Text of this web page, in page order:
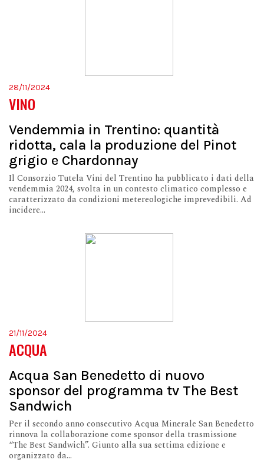
28/11/2024
VINO
Vendemmia in Trentino: quantità
ridotta, cala la produzione del Pinot
grigio e Chardonnay
Il Consorzio Tutela Vini del Trentino ha pubblicato i dati della
vendemmia 2024, svolta in un contesto climatico complesso e
caratterizzato da condizioni metereologiche imprevedibili. Ad
incidere...
21/11/2024
ACQUA
Acqua San Benedetto di nuovo
sponsor del programma tv The Best
Sandwich
Per il secondo anno consecutivo Acqua Minerale San Benedetto
rinnova la collaborazione come sponsor della trasmissione
“The Best Sandwich”. Giunto alla sua settima edizione e
organizzato da...